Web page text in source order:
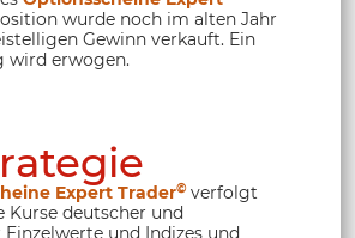
wurde noch im alten Jahr
Gewinn verkauft. Ein
wird erwogen.
Expert Trader© verfolgt
Kurse deutscher und
und Indizes und